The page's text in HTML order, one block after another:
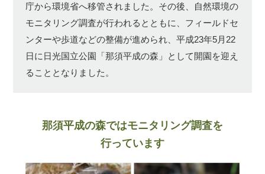
庁から環境省へ移管されました。その後、自然環境の
モニタリング調査が行われるとともに、フィールドセ
ンターや歩道などの整備が進められ、平成23年5月22
日に日光国立公園「那須平成の森」として開園を迎え
ることとなりました。
那須平成の森ではモニタリング調査を
行っています